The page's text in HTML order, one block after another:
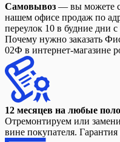
Самовывоз — вы можете
нашем офисе продаж по
переулок 10 в будние дни с
Почему нужно заказать
02Ф в интернет-магазине
12 месяцев на любые
Отремонтируем или
вине покупателя.